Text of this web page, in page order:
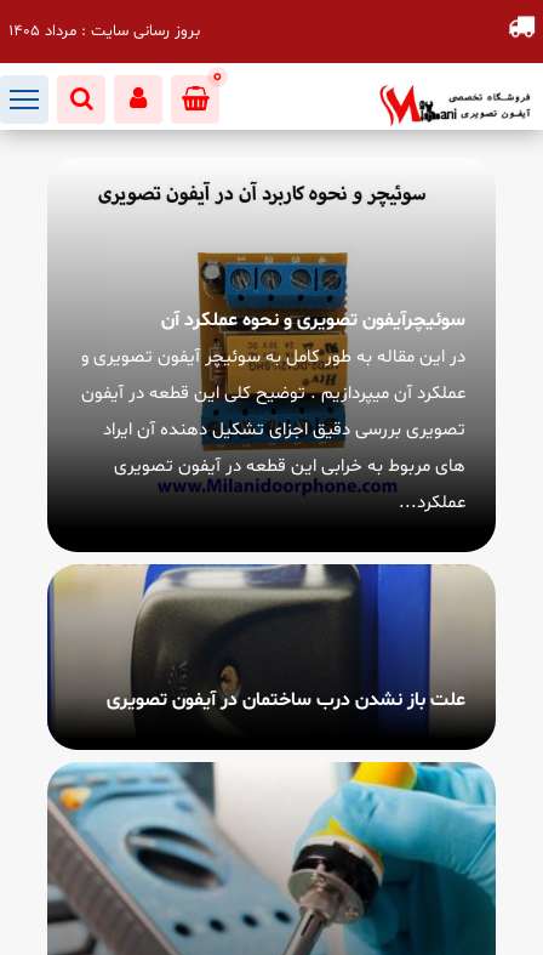
سوئیچرآیفون تصویری و نحوه عملکرد آن
در این مقاله به طور کامل به سوئیچر آیفون تصویری و
عملکرد آن میپردازیم . توضیح کلی این قطعه در آیفون
تصویری بررسی دقیق اجزای تشکیل دهنده آن ایراد
های مربوط به خرابی این قطعه در آیفون تصویری
عملکرد...
علت باز نشدن درب ساختمان در آیفون تصویری
بروز رسانی سایت : مرداد 1405
0